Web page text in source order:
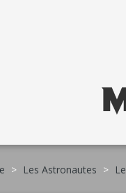
> Les Astronautes >